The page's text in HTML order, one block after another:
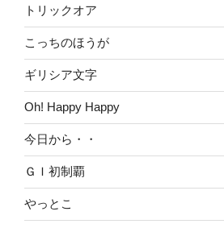
トリックオア
こっちのほうが
ギリシア文字
Oh! Happy Happy
今日から・・
ＧＩ初制覇
やっとこ